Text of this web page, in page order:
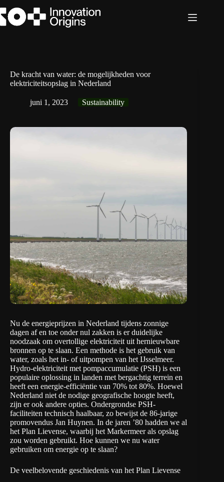
naar
de
De kracht van water: de mogelijkheden voor
elektriciteitsopslag in Nederland
juni 1, 2023 Sustainability
Nu de energieprijzen in Nederland tijdens zonnige
dagen af en toe onder nul zakken is er duidelijke
noodzaak om overtollige elektriciteit uit hernieuwbare
bronnen op te slaan. Een methode is het gebruik van
water, zoals het in- of uitpompen van het IJsselmeer.
Hydro-elektriciteit met pompaccumulatie (PSH) is een
populaire oplossing in landen met bergachtig terrein en
heeft een energie-efficiëntie van 70% tot 80%. Hoewel
Nederland niet de nodige geografische hoogte heeft,
zijn er ook andere opties. Ondergrondse PSH-
faciliteiten technisch haalbaar, zo bewijst de 86-jarige
promovendus Jan Huynen. In de jaren ’80 hadden we al
het Plan Lievense, waarbij het Markermeer als opslag
zou worden gebruikt. Hoe kunnen we nu water
gebruiken om energie op te slaan?
De veelbelovende geschiedenis van het Plan Lievense